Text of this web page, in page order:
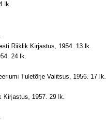
lk.
Riiklik Kirjastus, 1954. 13 lk.
24 lk.
Tuletõrje Valitsus, 1956. 17 lk.
Kirjastus, 1957. 29 lk.